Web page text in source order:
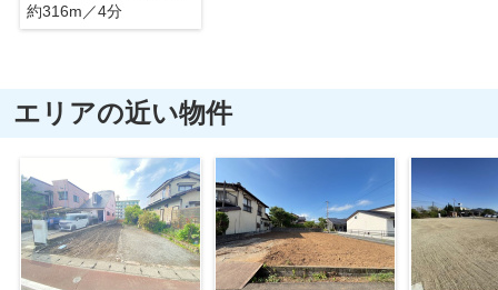
約316m／4分
エリアの近い物件